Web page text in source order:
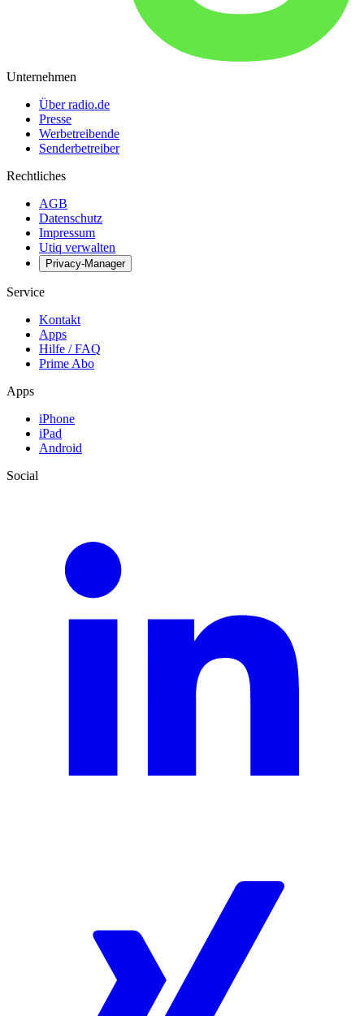
Unternehmen
Über radio.de
Presse
Werbetreibende
Senderbetreiber
Rechtliches
AGB
Datenschutz
Impressum
Utiq verwalten
Privacy-Manager
Service
Kontakt
Apps
Hilfe / FAQ
Prime Abo
Apps
iPhone
iPad
Android
Social